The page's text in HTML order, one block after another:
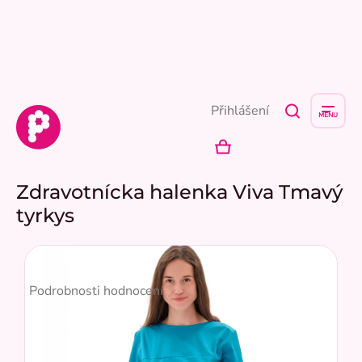
Přihlášení
NÁKUPNÍ
Zdravotnícka halenka Viva Tmavý
tyrkys
hodnocení
Podrobnosti hodnocení